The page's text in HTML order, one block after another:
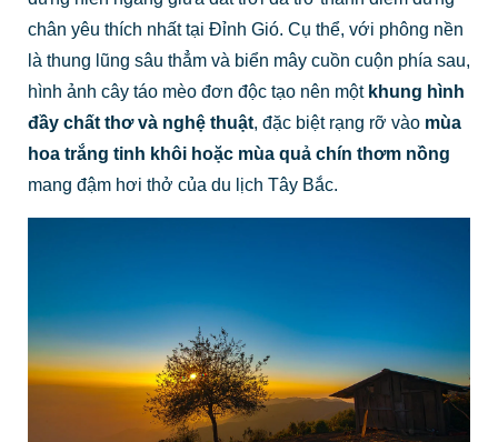
chân yêu thích nhất tại Đỉnh Gió. Cụ thể, với phông nền
là thung lũng sâu thẳm và biển mây cuồn cuộn phía sau,
hình ảnh cây táo mèo đơn độc tạo nên một khung hình
đầy chất thơ và nghệ thuật, đặc biệt rạng rỡ vào mùa
hoa trắng tinh khôi hoặc mùa quả chín thơm nồng
mang đậm hơi thở của du lịch Tây Bắc.